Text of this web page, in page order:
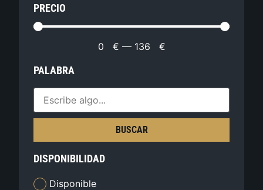
PRECIO
0 € — 136 €
PALABRA
BUSCAR
DISPONIBILIDAD
Disponible